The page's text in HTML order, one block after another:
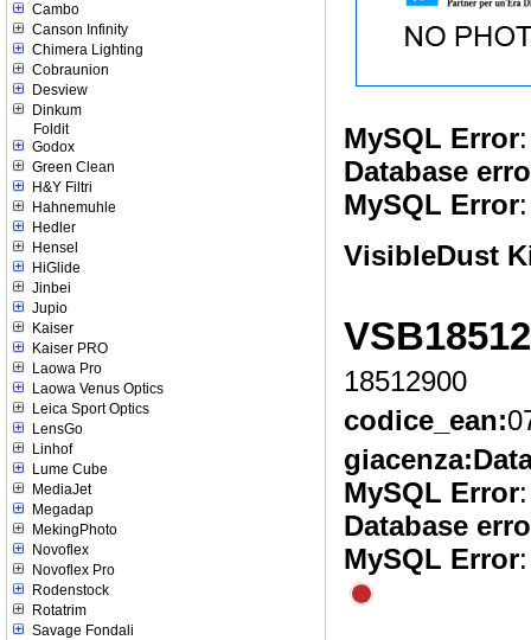
Cambo
Canson Infinity
Chimera Lighting
Cobraunion
Desview
Dinkum
Foldit
Godox
Green Clean
H&Y Filtri
Hahnemuhle
Hedler
Hensel
HiGlide
Jinbei
Jupio
Kaiser
Kaiser PRO
Laowa Pro
Laowa Venus Optics
Leica Sport Optics
LensGo
Linhof
Lume Cube
MediaJet
Megadap
MekingPhoto
Novoflex
Novoflex Pro
Rodenstock
Rotatrim
Savage Fondali
MySQL Error
Database
MySQL Error
VisibleDust
18512900
codice_ean:
giacenza:
MySQL Error
Database
MySQL Error